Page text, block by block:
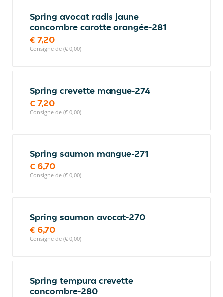
Spring avocat radis jaune
concombre carotte orangée-281
€ 7,20
Consigne de (€ 0,00)
Spring crevette mangue-274
€ 7,20
Consigne de (€ 0,00)
Spring saumon mangue-271
€ 6,70
Consigne de (€ 0,00)
Spring saumon avocat-270
€ 6,70
Consigne de (€ 0,00)
Spring tempura crevette
concombre-280